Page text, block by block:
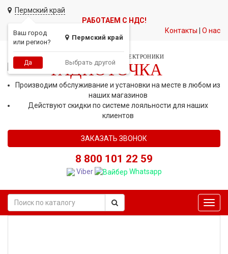
Пермский край
Ваш город
или регион?
Пермский край
Да Выбрать другой
РАБОТАЕМ С НДС!
Контакты
О нас
СЕТЬ МАГАЗИНОВ АВТОЭЛЕКТРОНИКИ
РАДИОТОЧКА
Производим обслуживание и установки на месте в любом из
наших магазинов
Действуют скидки по системе лояльности для наших
клиентов
ЗАКАЗАТЬ ЗВОНОК
8 800 101 22 59
Viber Whatsapp